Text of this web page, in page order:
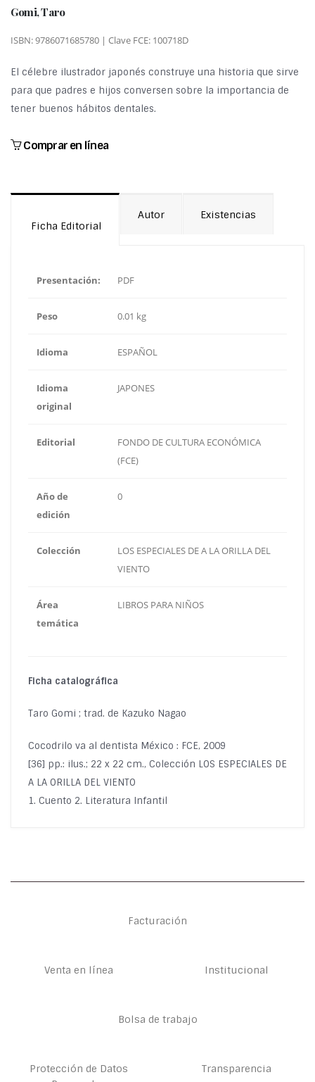
Gomi, Taro
ISBN: 9786071685780 | Clave FCE: 100718D
El célebre ilustrador japonés construye una historia que sirve
para que padres e hijos conversen sobre la importancia de
tener buenos hábitos dentales.
Comprar en línea
Ficha Editorial
Autor Existencias
Presentación: PDF
Peso 0.01 kg
Idioma ESPAÑOL
Idioma
original
JAPONES
Editorial
FONDO DE CULTURA ECONÓMICA
(FCE)
Año de
edición
0
Colección
LOS ESPECIALES DE A LA ORILLA DEL
VIENTO
Área
temática
LIBROS PARA NIÑOS
Ficha catalográfica
Taro Gomi ; trad. de Kazuko Nagao
Cocodrilo va al dentista México : FCE, 2009
[36] pp.: ilus.; 22 x 22 cm., Colección LOS ESPECIALES DE
A LA ORILLA DEL VIENTO
1. Cuento 2. Literatura Infantil
Facturación
Venta en línea Institucional
Bolsa de trabajo
Protección de Datos
Transparencia